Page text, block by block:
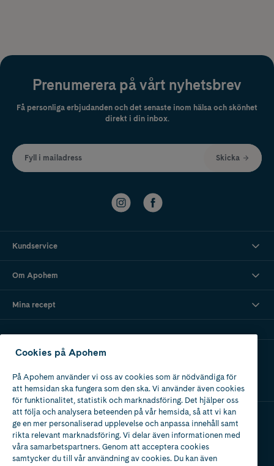
Prenumerera på vårt nyhetsbrev
Få personliga erbjudanden och det senaste inom hälsa och skönhet
direkt i din inbox.
Fyll i mailadress Skicka
Kundservice
Om Apohem
Mina recept
Ladda ner vår app
Apotek med tillstånd
av Läkemedelsverket
Cookies på Apohem
På Apohem använder vi oss av cookies som är nödvändiga för
att hemsidan ska fungera som den ska. Vi använder även cookies
för funktionalitet, statistik och marknadsföring. Det hjälper oss
att följa och analysera beteenden på vår hemsida, så att vi kan
ge en mer personaliserad upplevelse och anpassa innehåll samt
rikta relevant marknadsföring. Vi delar även informationen med
våra samarbetspartners. Genom att acceptera cookies
samtycker du till vår användning av cookies. Du kan även